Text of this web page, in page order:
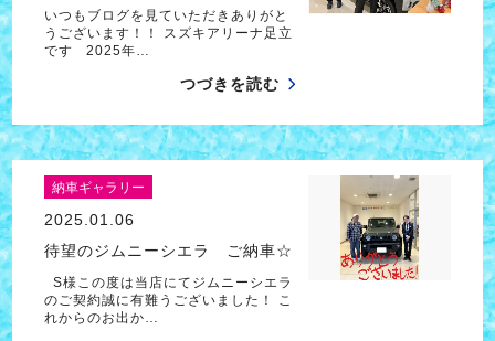
いつもブログを見ていただきありがと
うございます！！ スズキアリーナ足立
です 2025年…
つづきを読む
納車ギャラリー
2025.01.06
待望のジムニーシエラ ご納車☆
S様この度は当店にてジムニーシエラ
のご契約誠に有難うございました！ こ
れからのお出か…